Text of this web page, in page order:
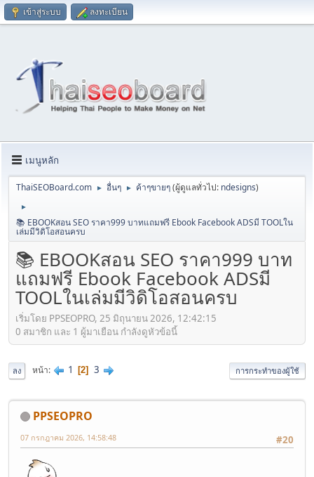
เข้าสู่ระบบ ลงทะเบียน
เมนูหลัก
ThaiSEOBoard.com ► อื่นๆ ► ค้าๆขายๆ(ผู้ดูแลทั่วไป: ndesigns)
►
📚 EBOOKสอน SEO ราคา999 บาทแถมฟรี Ebook Facebook ADSมี TOOLใน
เล่มมีวิดิโอสอนครบ
📚 EBOOKสอน SEO ราคา999 บาท
แถมฟรี Ebook Facebook ADSมี
TOOLในเล่มมีวิดิโอสอนครบ
เริ่มโดย PPSEOPRO, 25 มิถุนายน 2026, 12:42:15
0 สมาชิก และ 1 ผู้มาเยือน กำลังดูหัวข้อนี้
ลง หน้า 1 2 3 การกระทำของผู้ใช้
PPSEOPRO
#20
07 กรกฎาคม 2026, 14:58:48